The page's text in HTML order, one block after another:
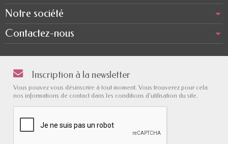
Notre société
Contactez-nous
Inscription à la newsletter
Vous pouvez vous désinscrire à tout moment. Vous trouverez pour cela
nos informations de contact dans les conditions d'utilisation du site.